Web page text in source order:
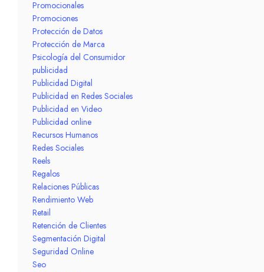
Promocionales
Promociones
Protección de Datos
Protección de Marca
Psicología del Consumidor
publicidad
Publicidad Digital
Publicidad en Redes Sociales
Publicidad en Video
Publicidad online
Recursos Humanos
Redes Sociales
Reels
Regalos
Relaciones Públicas
Rendimiento Web
Retail
Retención de Clientes
Segmentación Digital
Seguridad Online
Seo